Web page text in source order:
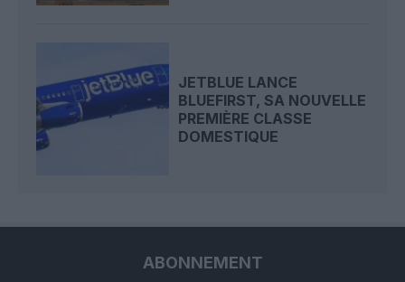
JETBLUE LANCE
BLUEFIRST, SA NOUVELLE
PREMIÈRE CLASSE
DOMESTIQUE
ABONNEMENT